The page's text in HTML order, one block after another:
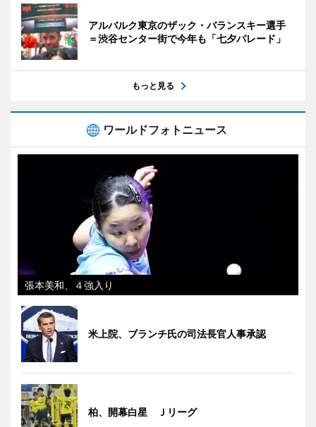
アルバルク東京のザック・バランスキー選手
＝渋谷センター街で今年も「七夕パレード」
もっと見る
ワールドフォトニュース
張本美和、４強入り
米上院、ブランチ氏の司法長官人事承認
柏、開幕白星 Ｊリーグ